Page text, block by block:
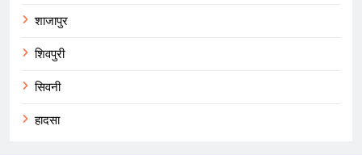
शाजापुर
शिवपुरी
सिवनी
हादसा